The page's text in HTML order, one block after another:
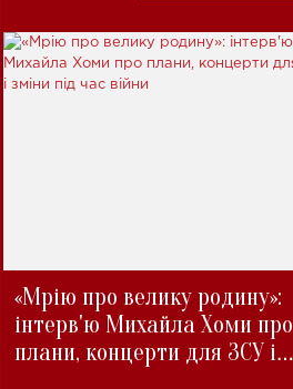
«Мрію про велику родину»:
інтерв'ю Михайла Хоми про
плани, концерти для ЗСУ і